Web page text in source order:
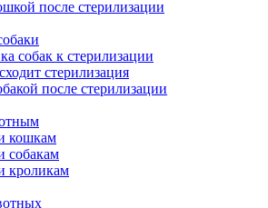
после стерилизации
собак к стерилизации
стерилизация
после стерилизации
кошкам
собакам
кроликам